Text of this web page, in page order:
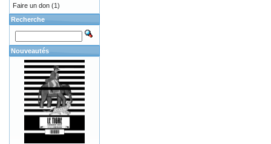
Faire un don (1)
Recherche
Nouveautés